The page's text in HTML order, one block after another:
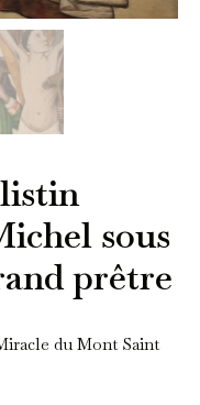
sous
prêtre
du Mont Saint